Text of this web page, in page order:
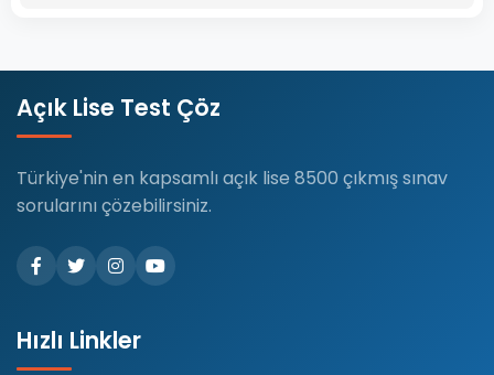
Açık Lise Test Çöz
Türkiye'nin en kapsamlı açık lise 8500 çıkmış sınav
sorularını çözebilirsiniz.
Hızlı Linkler